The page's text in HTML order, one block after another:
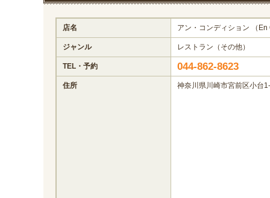
店名 アン・コンディション （En
ジャンル レストラン（その他）
TEL・予約 044-862-8623
住所 神奈川県川崎市宮前区小台